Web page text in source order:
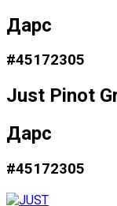
Дарс
#45172305
Just Pinot
Дарс
#45172305